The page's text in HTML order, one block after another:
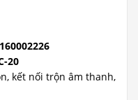
20
kết nối trộn âm thanh,